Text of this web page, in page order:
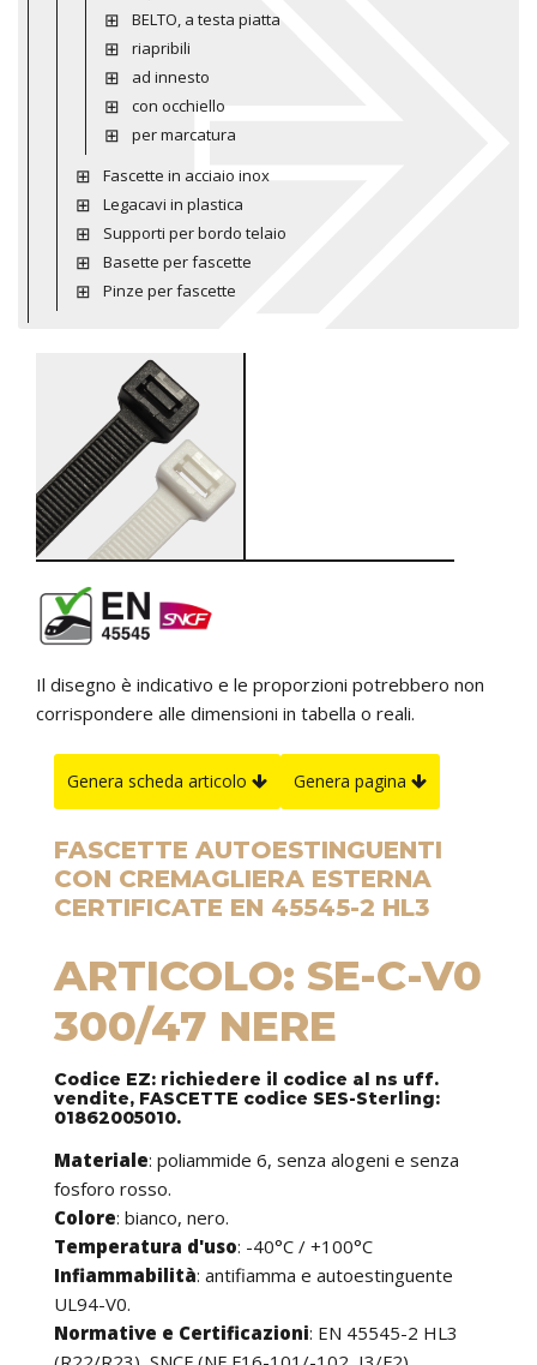
BELTO, a testa piatta
riapribili
ad innesto
con occhiello
per marcatura
Fascette in acciaio inox
Legacavi in plastica
Supporti per bordo telaio
Basette per fascette
Pinze per fascette
Il disegno è indicativo e le proporzioni potrebbero non
corrispondere alle dimensioni in tabella o reali.
Genera scheda articolo Genera pagina
FASCETTE AUTOESTINGUENTI
CON CREMAGLIERA ESTERNA
CERTIFICATE EN 45545-2 HL3
ARTICOLO: SE-C-V0
300/47 NERE
Codice EZ: richiedere il codice al ns uff.
vendite, FASCETTE codice SES-Sterling:
01862005010.
Materiale: poliammide 6, senza alogeni e senza
fosforo rosso.
Colore: bianco, nero.
Temperatura d'uso: -40°C / +100°C
Infiammabilità: antifiamma e autoestinguente
UL94-V0.
Normative e Certificazioni: EN 45545-2 HL3